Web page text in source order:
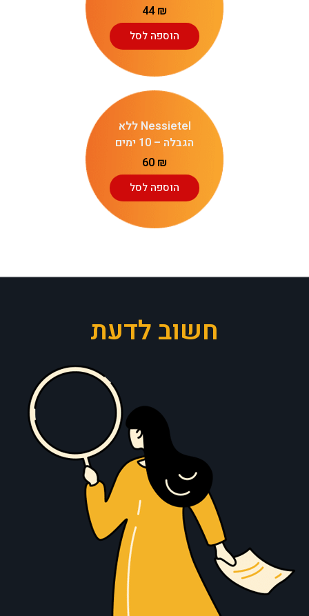
44₪
הוספה לסל
Nessietel ללא
הגבלה – 10 ימים
60 ₪
הוספה לסל
חשוב לדעת